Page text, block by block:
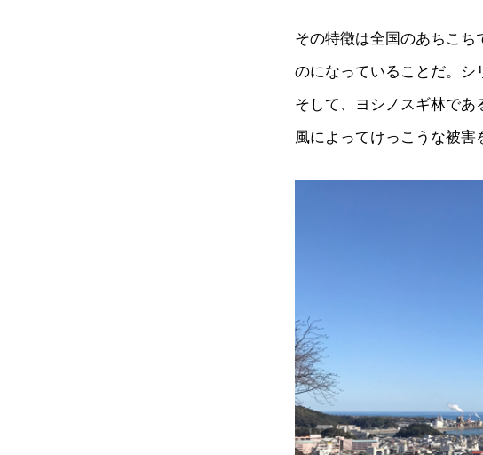
その特徴は全国のあちこち
のになっていることだ。シ
そして、ヨシノスギ林であ
風によってけっこうな被害